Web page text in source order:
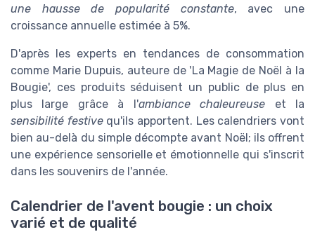
une hausse de popularité constante, avec une
croissance annuelle estimée à 5%.
D'après les experts en tendances de consommation
comme Marie Dupuis, auteure de 'La Magie de Noël à la
Bougie', ces produits séduisent un public de plus en
plus large grâce à l'ambiance chaleureuse et la
sensibilité festivequ'ils apportent. Les calendriers vont
bien au-delà du simple décompte avant Noël; ils offrent
une expérience sensorielle et émotionnelle qui s'inscrit
dans les souvenirs de l'année.
Calendrier de l'avent bougie : un choix
varié et de qualité